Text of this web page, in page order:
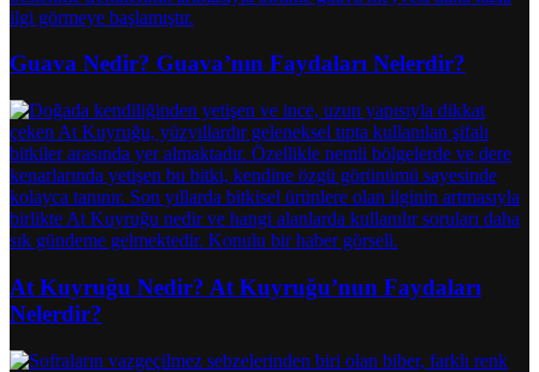
Guava Nedir? Guava’nın Faydaları Nelerdir?
At Kuyruğu Nedir? At Kuyruğu’nun Faydaları
Nelerdir?